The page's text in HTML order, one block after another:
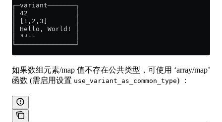
┌─variant───────┐
│ 42            │
│ [1,2,3]       │
│ Hello, World! │
│ ᴺᵁᴸᴸ          │
└───────────────┘
如果数组元素/map 值不存在公共类型，可使用 ‘array/map’
函数 (需启用设置 use_variant_as_common_type) ：